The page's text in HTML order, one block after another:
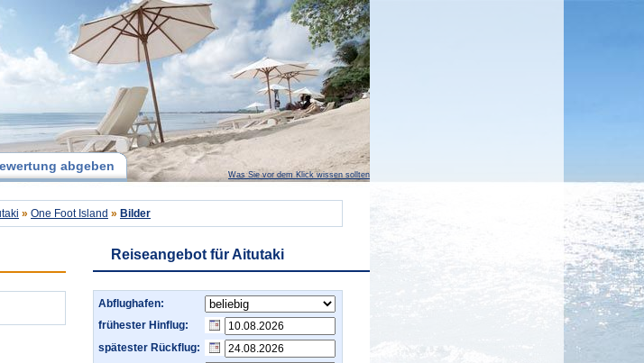
abgeben
Was Sie vor dem Klick wissen sollten
» One Foot Island » Bilder
Reiseangebot für Aitutaki
Abflughafen:
frühester Hinflug:
spätester Rückflug: